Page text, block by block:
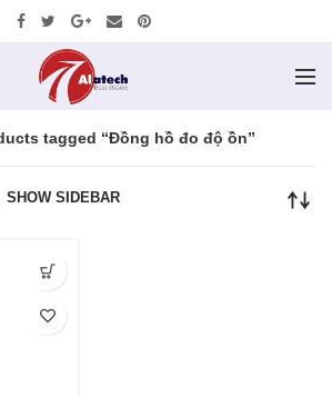
tagged “Đồng hồ đo độ ồn”
SHOW SIDEBAR